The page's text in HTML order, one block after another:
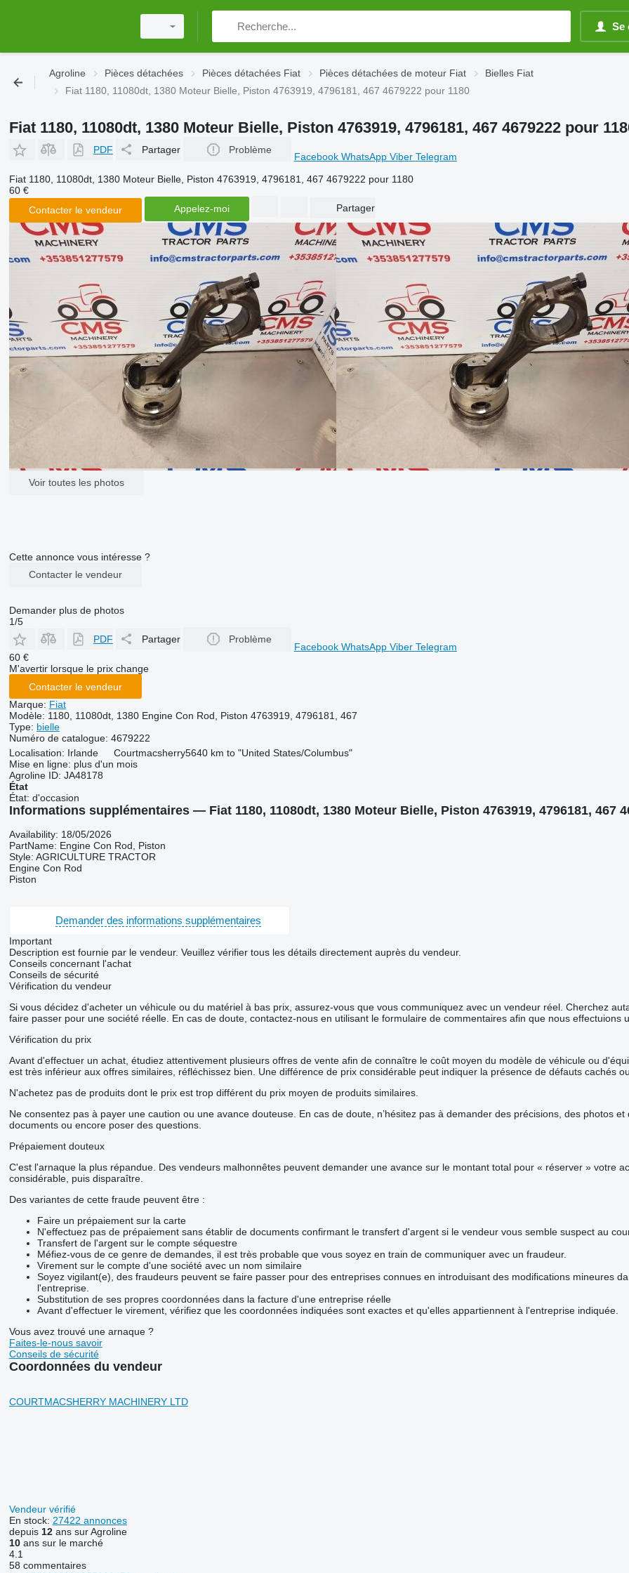
Se
Agroline Pièces détachées Pièces détachées Fiat Pièces détachées de moteur Fiat
Bielles Fiat
Fiat 1180, 11080dt, 1380 Moteur Bielle, Piston 4763919, 4796181, 467 4679222 pour 1180
Fiat 1180, 11080dt, 1380 Moteur Bielle, Piston 4763919, 4796181, 467 4679222 pour
PDF Partager Problème
Facebook WhatsApp Viber Telegram
Fiat 1180, 11080dt, 1380 Moteur Bielle, Piston 4763919, 4796181, 467 4679222 pour 1180
60 €
Contacter le vendeur
Appelez-moi Partager
Voir toutes les photos
Cette annonce vous intéresse ?
Contacter le vendeur
Demander plus de photos
1/5
PDF
Partager Problème
Facebook WhatsApp Viber Telegram
60 €
M'avertir lorsque le prix change
Contacter le vendeur
Marque: Fiat
Modèle: 1180, 11080dt, 1380 Engine Con Rod, Piston 4763919, 4796181, 467
Type: bielle
Numéro de catalogue: 4679222
Localisation: Irlande Courtmacsherry5640 km to "United States/Columbus"
Mise en ligne: plus d'un mois
Agroline ID: JA48178
État
État: d'occasion
Informations supplémentaires — Fiat 1180, 11080dt, 1380 Moteur Bielle, Piston 4763919, 4796181, 467
Availability: 18/05/2026
PartName: Engine Con Rod, Piston
Style: AGRICULTURE TRACTOR
Engine Con Rod
Piston
Demander des informations supplémentaires
Important
Description est fournie par le vendeur. Veuillez vérifier tous les détails directement auprès du vendeur.
Conseils concernant l'achat
Conseils de sécurité
Vérification du vendeur
Si vous décidez d'acheter un véhicule ou du matériel à bas prix, assurez-vous que vous communiquez avec un vendeur réel. Cherchez
faire passer pour une société réelle. En cas de doute, contactez-nous en utilisant le formulaire de commentaires afin que nous effectuions
Vérification du prix
Avant d'effectuer un achat, étudiez attentivement plusieurs offres de vente afin de connaître le coût moyen du modèle de véhicule ou
est très inférieur aux offres similaires, réfléchissez bien. Une différence de prix considérable peut indiquer la présence de défauts cachés
N'achetez pas de produits dont le prix est trop différent du prix moyen de produits similaires.
Ne consentez pas à payer une caution ou une avance douteuse. En cas de doute, n’hésitez pas à demander des précisions, des photos
documents ou encore poser des questions.
Prépaiement douteux
C'est l'arnaque la plus répandue. Des vendeurs malhonnêtes peuvent demander une avance sur le montant total pour « réserver » votre
considérable, puis disparaître.
Des variantes de cette fraude peuvent être :
Faire un prépaiement sur la carte
N'effectuez pas de prépaiement sans établir de documents confirmant le transfert d'argent si le vendeur vous semble suspect au
Transfert de l'argent sur le compte séquestre
Méfiez-vous de ce genre de demandes, il est très probable que vous soyez en train de communiquer avec un fraudeur.
Virement sur le compte d'une société avec un nom similaire
Soyez vigilant(e), des fraudeurs peuvent se faire passer pour des entreprises connues en introduisant des modifications mineures
l'entreprise.
Substitution de ses propres coordonnées dans la facture d'une entreprise réelle
Avant d'effectuer le virement, vérifiez que les coordonnées indiquées sont exactes et qu'elles appartiennent à l'entreprise indiquée.
Vous avez trouvé une arnaque ?
Faites-le-nous savoir
Conseils de sécurité
Coordonnées du vendeur
COURTMACSHERRY MACHINERY LTD
Vendeur vérifié
En stock: 27422 annonces
depuis 12ans sur Agroline
10ans sur le marché
4.1
58 commentaires